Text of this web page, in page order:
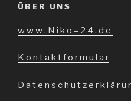
ÜBER UNS
w w w . N i k o – 2 4 . d e
K o n t a k t f o r m u l a r
D a t e n s c h u t z e r k l ä r u